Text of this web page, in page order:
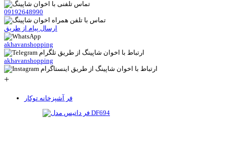
09192648990
ارسال پیام از طریق
akhavanshopping
akhavanshopping
+
فر آشپزخانه توکار